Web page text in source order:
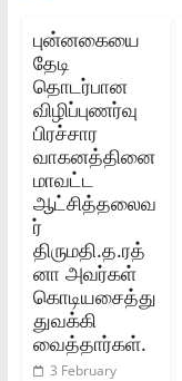
புன்னகையை
தேடி
தொடர்பான
விழிப்புணர்வு
பிரச்சார
வாகனத்தினை
மாவட்ட
ஆட்சித்தலைவ
ர்‌
திருமதி.த.ரத்
னா அவர்கள்‌
கொடியசைத்து
துவக்கி
வைத்தார்கள்‌.
3 February